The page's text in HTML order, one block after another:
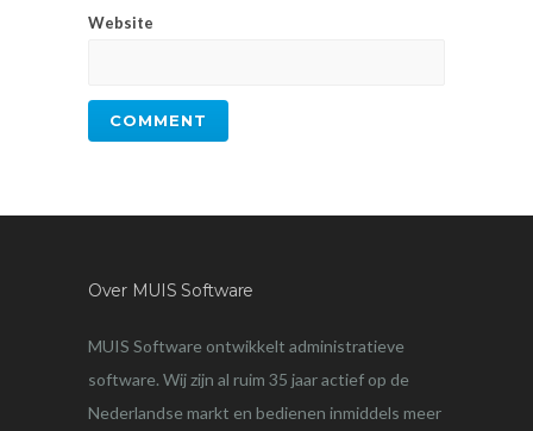
Website
Over MUIS Software
MUIS Software ontwikkelt administratieve
software. Wij zijn al ruim 35 jaar actief op de
Nederlandse markt en bedienen inmiddels meer